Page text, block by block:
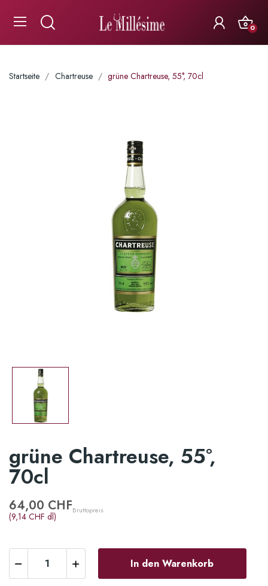
0
Startseite Chartreuse grüne Chartreuse, 55°, 70cl
grüne Chartreuse, 55°,
70cl
64,00 CHF
(9,14 CHF dl)
Bruttopreis
In den Warenkorb